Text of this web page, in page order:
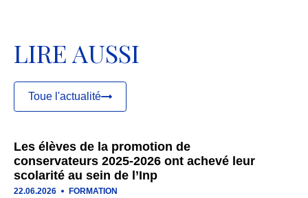
LIRE AUSSI
Toue l'actualité
Les élèves de la promotion de
conservateurs 2025-2026 ont achevé leur
scolarité au sein de l’Inp
22.06.2026 FORMATION